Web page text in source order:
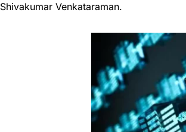
Shivakumar Venkataraman.